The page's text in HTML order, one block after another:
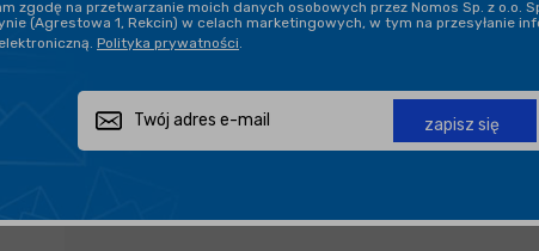
Zapytaj o produkt
zgodę na przetwarzanie moich danych osobowych przez Nomos Sp. z o.o.
(Agrestowa 1, Rekcin) w celach marketingowych, w tym na przesyłanie
Polityka prywatności
zapisz się